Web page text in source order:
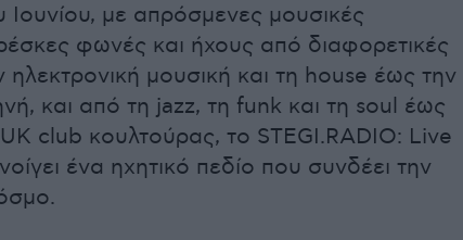
με απρόσμενες μουσικές
φωνές και ήχους από διαφορετικές
μουσική και τη house έως την
και από τη jazz, τη funk και τη soul έως
club κουλτούρας, το STEGI.RADIO: Live
ένα ηχητικό πεδίο που συνδέει την